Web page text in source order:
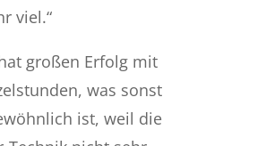
viel.“
großen Erfolg mit
was sonst
ist, weil die